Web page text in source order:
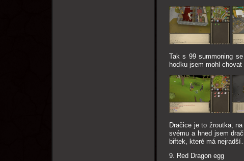
Tak s 99 summoning
hoďku jsem mohl
Dračice je to žroutka,
svému a hned jsem
biftek, které má
9. Red Dragon egg